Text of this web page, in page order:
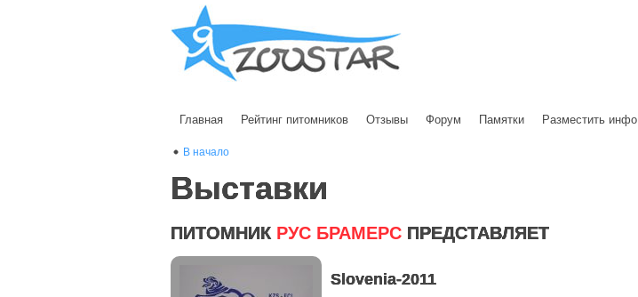
Главная Рейтинг питомников Отзывы Форум Памятки Разместить инфо
В начало
Выставки
ПИТОМНИК РУС БРАМЕРС ПРЕДСТАВЛЯЕТ
Slovenia-2011